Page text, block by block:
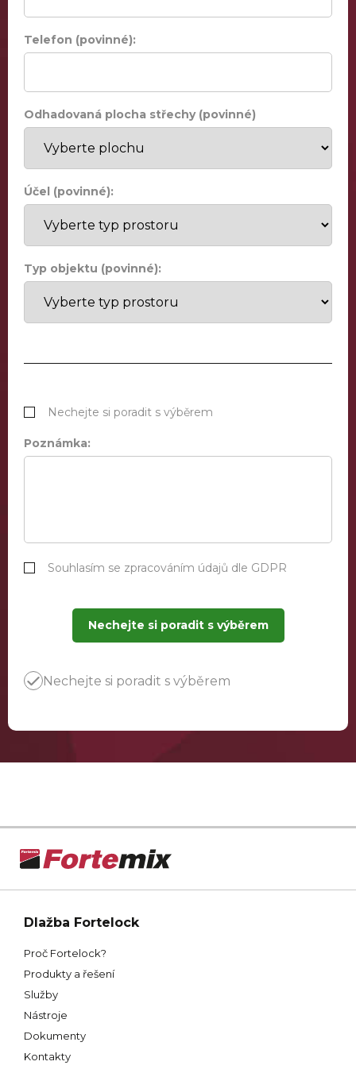
Telefon (povinné):
Odhadovaná plocha střechy (povinné)
Účel (povinné):
Typ objektu (povinné):
Nechejte si poradit s výběrem
Poznámka:
Souhlasím se zpracováním údajů dle GDPR
Nechejte si poradit s výběrem
Nechejte si poradit s výběrem
Dlažba Fortelock
Proč Fortelock?
Produkty a řešení
Služby
Nástroje
Dokumenty
Kontakty